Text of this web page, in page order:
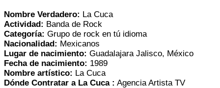
Nombre Verdadero: La Cuca
Actividad: Banda de Rock
Categoría: Grupo de rock en tú idioma
Nacionalidad: Mexicanos
Lugar de nacimiento: Guadalajara Jalisco, México
Fecha de nacimiento: 1989
Nombre artístico: La Cuca
Dónde Contratar a La Cuca : Agencia Artista TV